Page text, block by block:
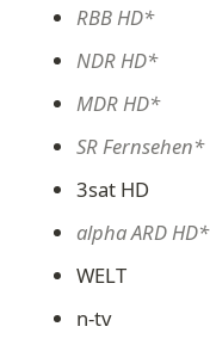
RBB HD*
NDR HD*
MDR HD*
SR Fernsehen*
3sat HD
alpha ARD HD*
WELT
n-tv